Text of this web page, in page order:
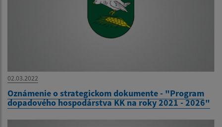
02.03.2022
Oznámenie o strategickom dokumente - "Program
dopadového hospodárstva KK na roky 2021 - 2026"